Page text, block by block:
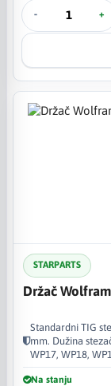
- +
STARPARTS
Držač
Standardni TIG
mm. Dužina
WP17, WP18,
Na stanju